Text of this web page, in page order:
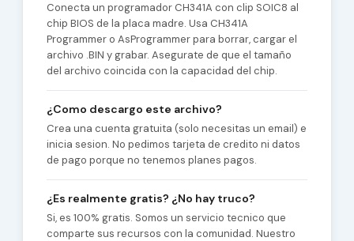
Conecta un programador CH341A con clip SOIC8 al
chip BIOS de la placa madre. Usa CH341A
Programmer o AsProgrammer para borrar, cargar el
archivo .BIN y grabar. Asegurate de que el tamaño
del archivo coincida con la capacidad del chip.
¿Como descargo este archivo?
Crea una cuenta gratuita (solo necesitas un email) e
inicia sesion. No pedimos tarjeta de credito ni datos
de pago porque no tenemos planes pagos.
¿Es realmente gratis? ¿No hay truco?
Si, es 100% gratis. Somos un servicio tecnico que
comparte sus recursos con la comunidad. Nuestro